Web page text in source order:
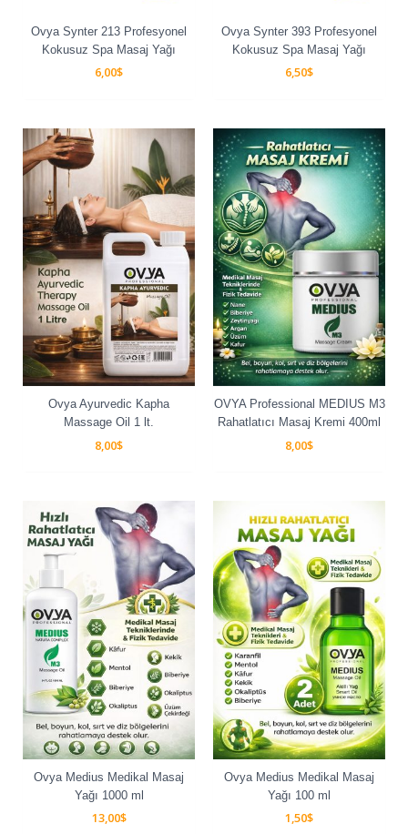
Ovya Synter 213 Profesyonel
Kokusuz Spa Masaj Yağı
6,00$
Ovya Synter 393 Profesyonel
Kokusuz Spa Masaj Yağı
6,50$
Ovya Ayurvedic Kapha
Massage Oil 1 lt.
8,00$
OVYA Professional MEDIUS M3
Rahatlatıcı Masaj Kremi 400ml
8,00$
Ovya Medius Medikal Masaj
Yağı 1000 ml
13,00$
Ovya Medius Medikal Masaj
Yağı 100 ml
1,50$